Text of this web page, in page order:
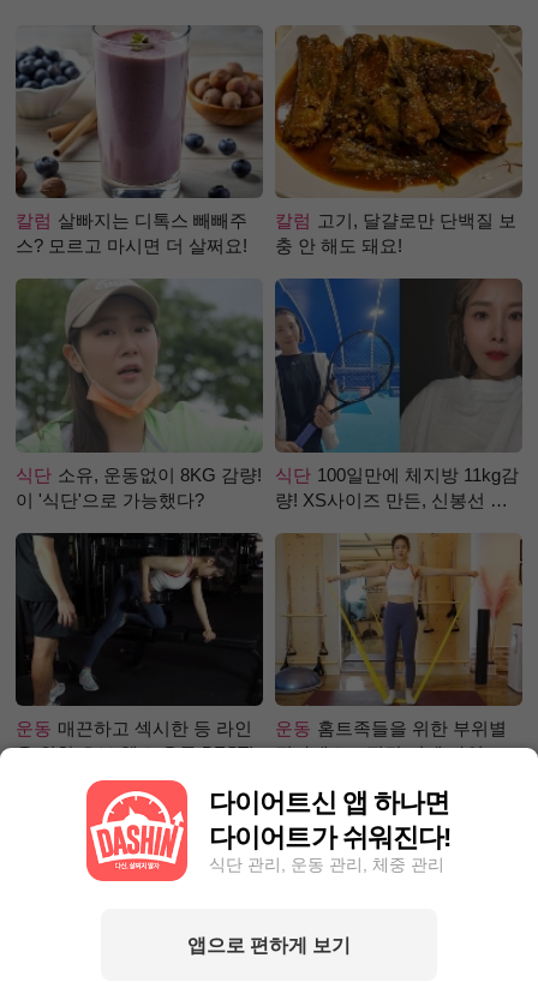
칼럼 살빠지는 디톡스 빼빼주
스? 모르고 마시면 더 살쩌요!
칼럼 고기, 달걀로만 단백질 보
충 안 해도 돼요!
식단 소유, 운동없이 8KG 감량!
이 '식단'으로 가능했다?
식단 100일만에 체지방 11kg감
량! XS사이즈 만든, 신봉선 식
운동 매끈하고 섹시한 등 라인
을 위한 초보 헬스 운동 BEST!
운동 홈트족들을 위한 부위별
필라테스 – 직각 어깨 라인 만
다이어트신 앱 하나면
다이어트가 쉬워진다!
식단 관리, 운동 관리, 체중 관리
앱으로 편하게 보기